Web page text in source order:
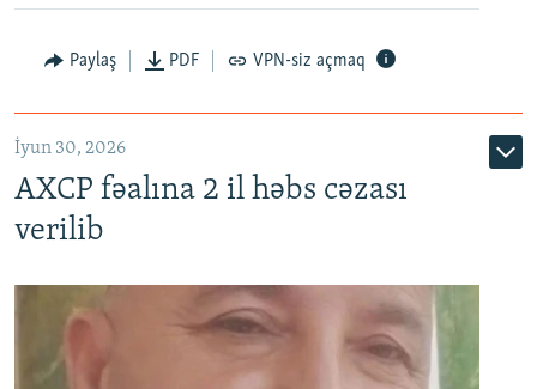
Paylaş PDF VPN-siz açmaq
İyun 30, 2026
AXCP fəalına 2 il həbs cəzası
verilib